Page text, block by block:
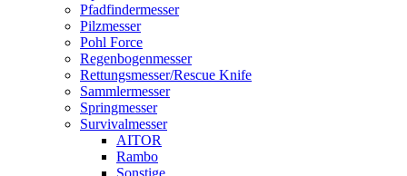
Pfadfindermesser
Pilzmesser
Pohl Force
Regenbogenmesser
Rettungsmesser/Rescue Knife
Sammlermesser
Springmesser
Survivalmesser
AITOR
Rambo
Sonstige